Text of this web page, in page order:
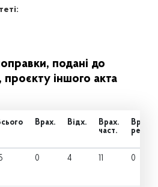
подані до
іншого акта
Врах. Відх.
Врах.
част.
Врах.
ред.
0 4 11 0